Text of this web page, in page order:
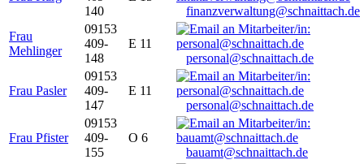
140
finanzverwaltung@schnaittach.de
Frau
Mehlinger
09153
409-
148
E 11
personal@schnaittach.de
Frau Pasler
09153
409-
147
E 11
personal@schnaittach.de
Frau Pfister
09153
409-
155
O 6
bauamt@schnaittach.de